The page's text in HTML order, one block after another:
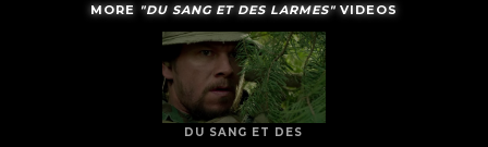
MORE "DU SANG ET DES LARMES" VIDEOS
DU SANG ET DES